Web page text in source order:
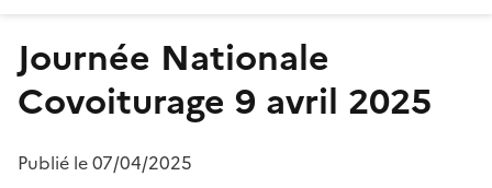
Journée Nationale
Covoiturage 9 avril 2025
Publié le07/04/2025